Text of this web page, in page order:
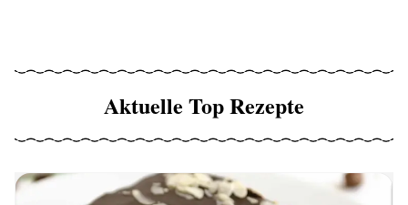
Aktuelle Top Rezepte